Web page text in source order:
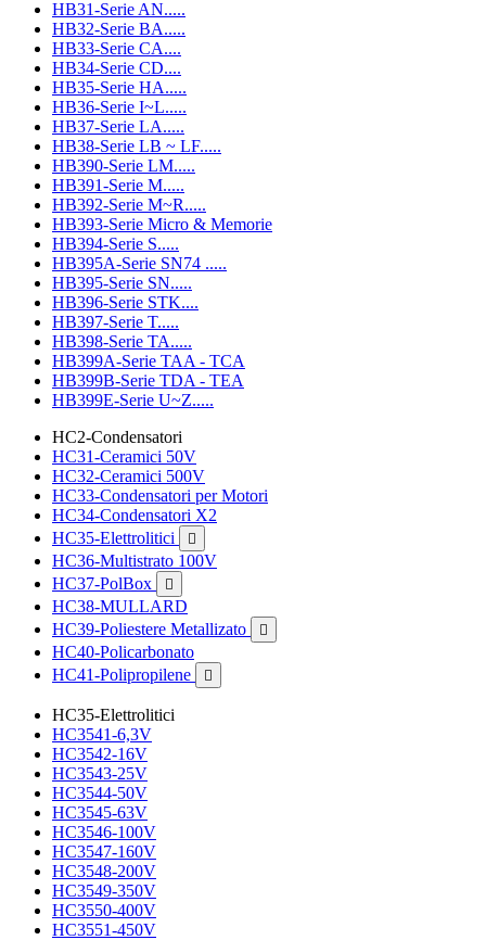
HB31-Serie AN.....
HB32-Serie BA.....
HB33-Serie CA....
HB34-Serie CD....
HB35-Serie HA.....
HB36-Serie I~L.....
HB37-Serie LA.....
HB38-Serie LB ~ LF.....
HB390-Serie LM.....
HB391-Serie M.....
HB392-Serie M~R.....
HB393-Serie Micro & Memorie
HB394-Serie S.....
HB395A-Serie SN74 .....
HB395-Serie SN.....
HB396-Serie STK....
HB397-Serie T.....
HB398-Serie TA.....
HB399A-Serie TAA - TCA
HB399B-Serie TDA - TEA
HB399E-Serie U~Z.....
HC2-Condensatori
HC31-Ceramici 50V
HC32-Ceramici 500V
HC33-Condensatori per Motori
HC34-Condensatori X2
HC35-Elettrolitici

HC36-Multistrato 100V
HC37-PolBox

HC38-MULLARD
HC39-Poliestere Metallizato

HC40-Policarbonato
HC41-Polipropilene

HC35-Elettrolitici
HC3541-6,3V
HC3542-16V
HC3543-25V
HC3544-50V
HC3545-63V
HC3546-100V
HC3547-160V
HC3548-200V
HC3549-350V
HC3550-400V
HC3551-450V